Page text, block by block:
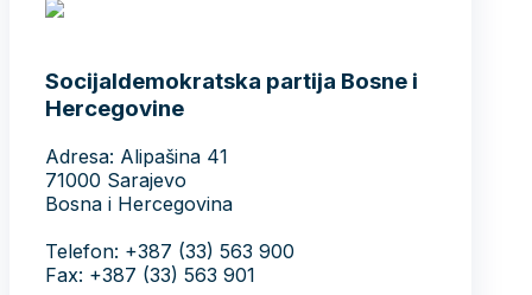
Socijaldemokratska partija Bosne i
Hercegovine
Adresa: Alipašina 41
71000 Sarajevo
Bosna i Hercegovina
Telefon: +387 (33) 563 900
Fax: +387 (33) 563 901